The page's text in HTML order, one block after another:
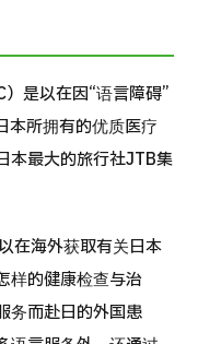
是以在因“语言障碍”
本所拥有的优质医疗
本最大的旅行社JTB集
在海外获取有关日本
样的健康检查与治
务而赴日的外国患